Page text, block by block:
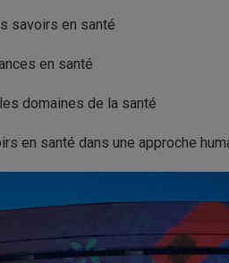
savoirs en santé
en santé
domaines de la santé
en santé dans une approche